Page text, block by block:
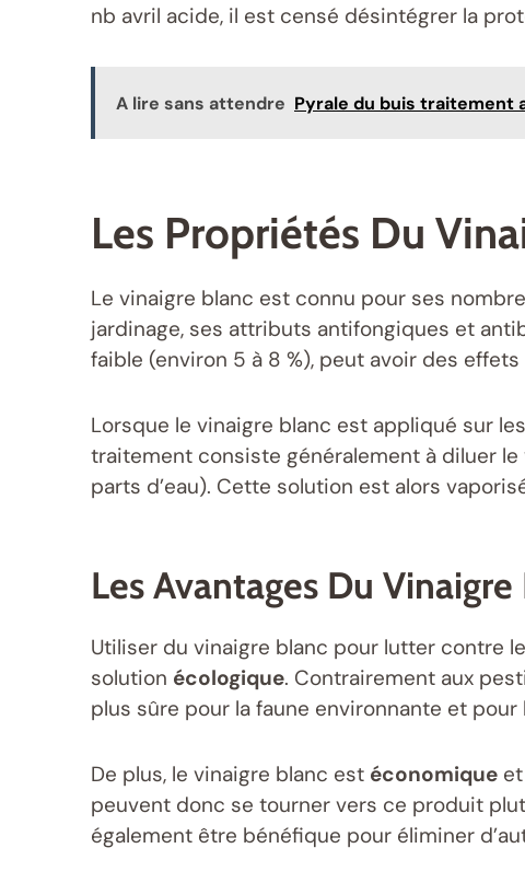
nb avril acide, il est censé désintégrer la
A lire sans attendre Pyrale du buis traitement
Les Propriétés Du
Le vinaigre blanc est connu pour ses
jardinage, ses attributs antifongiques et
faible (environ 5 à 8 %), peut avoir des
Lorsque le vinaigre blanc est appliqué sur
traitement consiste généralement à diluer
parts d’eau). Cette solution est alors
Les Avantages Du
Utiliser du vinaigre blanc pour lutter contre
solution écologique. Contrairement aux
plus sûre pour la faune environnante et pour
De plus, le vinaigre blanc est économique
peuvent donc se tourner vers ce produit
également être bénéfique pour éliminer